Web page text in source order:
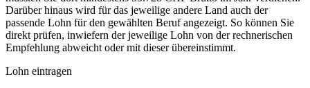
Darüber hinaus wird für das jeweilige andere Land auch der
passende Lohn für den gewählten Beruf angezeigt. So können Sie
direkt prüfen, inwiefern der jeweilige Lohn von der rechnerischen
Empfehlung abweicht oder mit dieser übereinstimmt.
Lohn eintragen